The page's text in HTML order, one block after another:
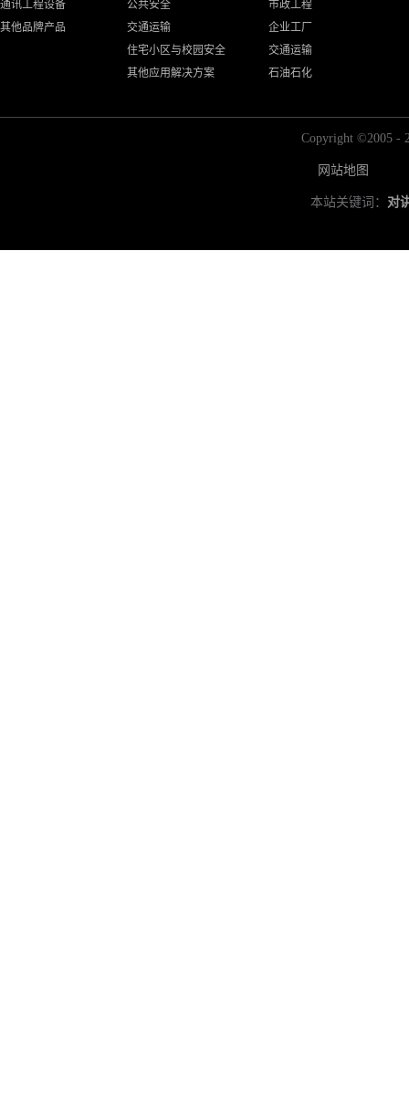
通讯工程设备
其他品牌产品
公共安全
交通运输
住宅小区与校园安全
其他应用解决方案
市政工程
企业工厂
交通运输
石油石化
Copyright ©2005 -
网站地图
本站关键词： 对